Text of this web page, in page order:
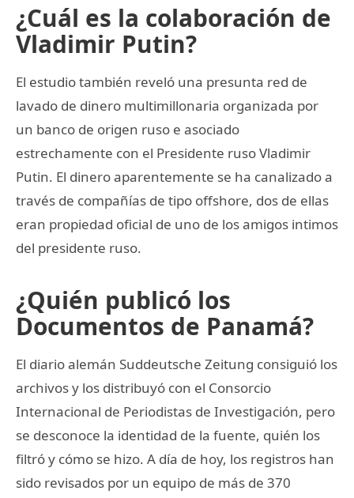
¿Cuál es la colaboración de
Vladimir Putin?
El estudio también reveló una presunta red de
lavado de dinero multimillonaria organizada por
un banco de origen ruso e asociado
estrechamente con el Presidente ruso Vladimir
Putin. El dinero aparentemente se ha canalizado a
través de compañías de tipo offshore, dos de ellas
eran propiedad oficial de uno de los amigos intimos
del presidente ruso.
¿Quién publicó los
Documentos de Panamá?
El diario alemán Suddeutsche Zeitung consiguió los
archivos y los distribuyó con el Consorcio
Internacional de Periodistas de Investigación, pero
se desconoce la identidad de la fuente, quién los
filtró y cómo se hizo. A día de hoy, los registros han
sido revisados por un equipo de más de 370